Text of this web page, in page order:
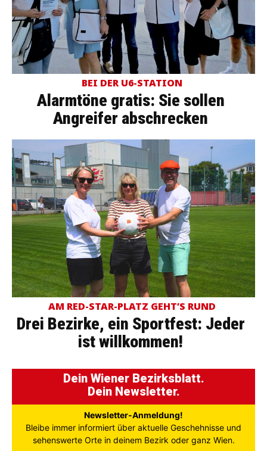
BEI DER U6-STATION
Alarmtöne gratis: Sie sollen
Angreifer abschrecken
AM RED-STAR-PLATZ GEHT’S RUND
Drei Bezirke, ein Sportfest: Jeder
ist willkommen!
Dein Wiener Bezirksblatt.
Dein Newsletter.
Newsletter-Anmeldung!
Bleibe immer informiert über aktuelle Geschehnisse und
sehenswerte Orte in deinem Bezirk oder ganz Wien.